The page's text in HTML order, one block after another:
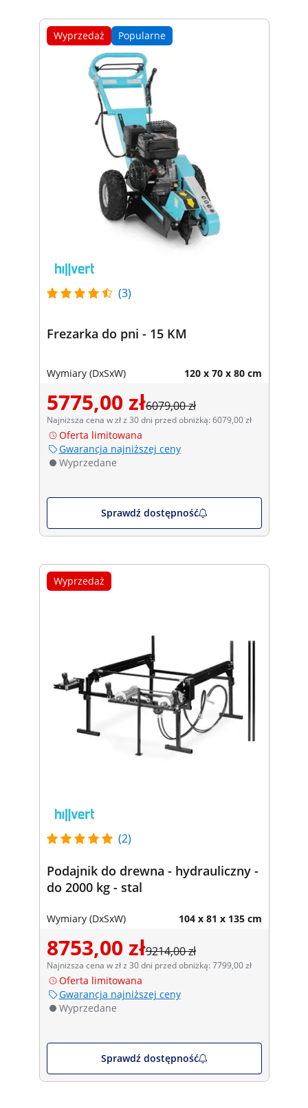
Wyprzedaż Popularne
(3)
Frezarka do pni - 15 KM
Wymiary (DxSxW) 120 x 70 x 80 cm
5775,00 zł6079,00 zł
Najniższa cena w zł z 30 dni przed obniżką: 6079,00 zł
Oferta limitowana
Gwarancja najniższej ceny
Wyprzedane
Sprawdź dostępność
Wyprzedaż
(2)
Podajnik do drewna - hydrauliczny -
do 2000 kg - stal
Wymiary (DxSxW) 104 x 81 x 135 cm
8753,00 zł9214,00 zł
Najniższa cena w zł z 30 dni przed obniżką: 7799,00 zł
Oferta limitowana
Gwarancja najniższej ceny
Wyprzedane
Sprawdź dostępność